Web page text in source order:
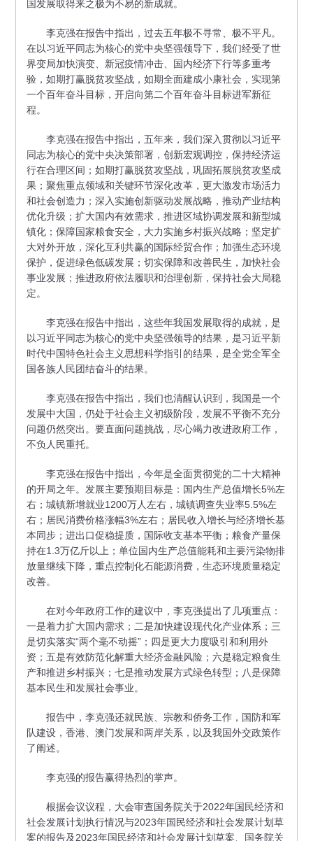
国发展取得来之极为不易的新成就。
李克强在报告中指出，过去五年极不寻常、极不平凡。
在以习近平同志为核心的党中央坚强领导下，我们经受了世
界变局加快演变、新冠疫情冲击、国内经济下行等多重考
验，如期打赢脱贫攻坚战，如期全面建成小康社会，实现第
一个百年奋斗目标，开启向第二个百年奋斗目标进军新征
程。
李克强在报告中指出，五年来，我们深入贯彻以习近平
同志为核心的党中央决策部署，创新宏观调控，保持经济运
行在合理区间；如期打赢脱贫攻坚战，巩固拓展脱贫攻坚成
果；聚焦重点领域和关键环节深化改革，更大激发市场活力
和社会创造力；深入实施创新驱动发展战略，推动产业结构
优化升级；扩大国内有效需求，推进区域协调发展和新型城
镇化；保障国家粮食安全，大力实施乡村振兴战略；坚定扩
大对外开放，深化互利共赢的国际经贸合作；加强生态环境
保护，促进绿色低碳发展；切实保障和改善民生，加快社会
事业发展；推进政府依法履职和治理创新，保持社会大局稳
定。
李克强在报告中指出，这些年我国发展取得的成就，是
以习近平同志为核心的党中央坚强领导的结果，是习近平新
时代中国特色社会主义思想科学指引的结果，是全党全军全
国各族人民团结奋斗的结果。
李克强在报告中指出，我们也清醒认识到，我国是一个
发展中大国，仍处于社会主义初级阶段，发展不平衡不充分
问题仍然突出。要直面问题挑战，尽心竭力改进政府工作，
不负人民重托。
李克强在报告中指出，今年是全面贯彻党的二十大精神
的开局之年。发展主要预期目标是：国内生产总值增长5%左
右；城镇新增就业1200万人左右，城镇调查失业率5.5%左
右；居民消费价格涨幅3%左右；居民收入增长与经济增长基
本同步；进出口促稳提质，国际收支基本平衡；粮食产量保
持在1.3万亿斤以上；单位国内生产总值能耗和主要污染物排
放量继续下降，重点控制化石能源消费，生态环境质量稳定
改善。
在对今年政府工作的建议中，李克强提出了几项重点：
一是着力扩大国内需求；二是加快建设现代化产业体系；三
是切实落实“两个毫不动摇”；四是更大力度吸引和利用外
资；五是有效防范化解重大经济金融风险；六是稳定粮食生
产和推进乡村振兴；七是推动发展方式绿色转型；八是保障
基本民生和发展社会事业。
报告中，李克强还就民族、宗教和侨务工作，国防和军
队建设，香港、澳门发展和两岸关系，以及我国外交政策作
了阐述。
李克强的报告赢得热烈的掌声。
根据会议议程，大会审查国务院关于2022年国民经济和
社会发展计划执行情况与2023年国民经济和社会发展计划草
案的报告及2023年国民经济和社会发展计划草案、国务院关